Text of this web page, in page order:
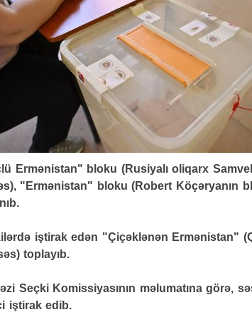
Ermənistan" bloku (Rusiyalı oliqarx
"Ermənistan" bloku (Robert Köçəryanın
iştirak edən "Çiçəklənən Ermənistan"
toplayıb.
Seçki Komissiyasının məlumatına görə,
iştirak edib.